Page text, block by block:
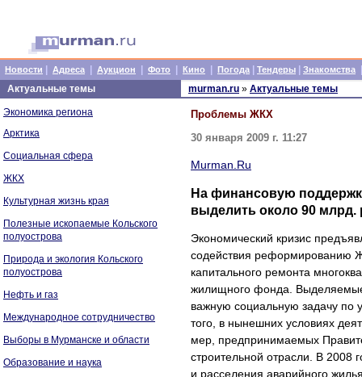
Новости Адреса Аукцион Фото Кино Погода Тендеры Знакомства
Актуальные темы
Экономика региона
Арктика
Социальная сфера
ЖКХ
Культурная жизнь края
Полезные ископаемые Кольского
полуострова
Природа и экология Кольского
полуострова
Нефть и газ
Международное сотрудничество
Выборы в Мурманске и области
Образование и наука
murman.ru » Актуальные темы
Проблемы ЖКХ
30 января 2009 г. 11:27
Murman.Ru
На финансовую
выделить около 90 млрд.
Экономический кризис
содействия реформированию
капитального ремонта
жилищного фонда.
важную социальную задачу по
того, в нынешних условиях
мер, предпринимаемых
строительной отрасли. В 2008
и расселения аварийного